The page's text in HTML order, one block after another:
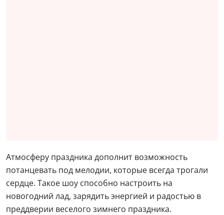
Атмосферу праздника дополнит возможность
потанцевать под мелодии, которые всегда трогали
сердце. Такое шоу способно настроить на
новогодний лад, зарядить энергией и радостью в
преддверии веселого зимнего праздника.